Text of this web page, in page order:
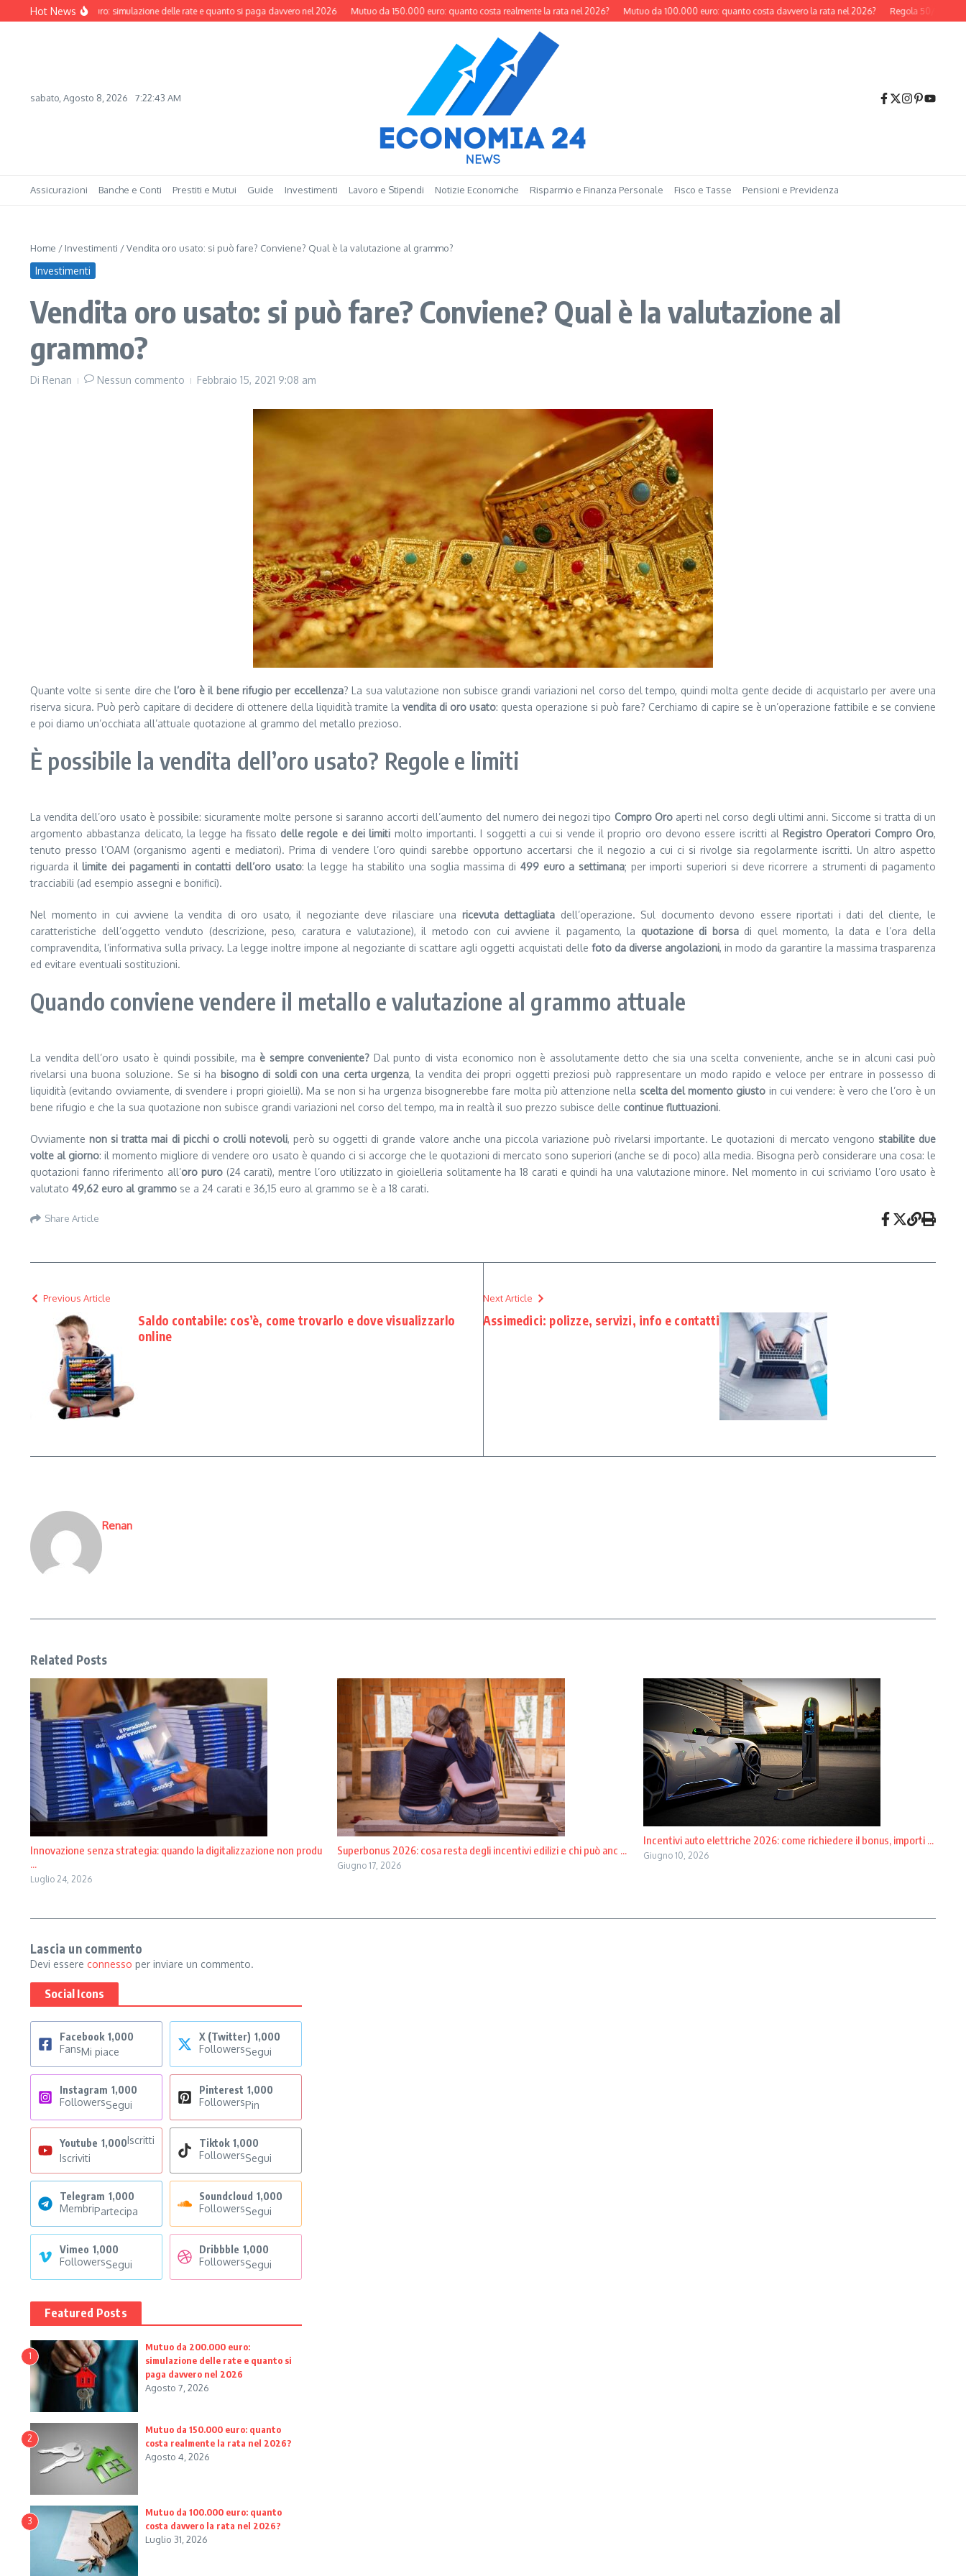
Salta al contenuto
Hot News
da 200.000 euro: simulazione delle rate e quanto si paga davvero nel 2026 Mutuo da 150.000 euro: quanto costa realmente la rata nel 2026? Mutuo da 100.000 euro: quanto costa davvero la rata nel 2026? Regola 50/30/20:
sabato, Agosto 8, 2026 7:22:44 AM
Assicurazioni Banche e Conti Prestiti e Mutui Guide Investimenti Lavoro e Stipendi Notizie Economiche Risparmio e Finanza Personale Fisco e Tasse Pensioni e Previdenza
Home / Investimenti /Vendita oro usato: si può fare? Conviene? Qual è la valutazione al grammo?
Investimenti
Vendita oro usato: si può fare? Conviene? Qual è la valutazione al
grammo?
Di Renan Nessun commento Febbraio 15, 2021 9:08 am
Quante volte si sente dire chel’oro è il bene rifugio per eccellenza? La sua valutazione non subisce grandi variazioni nel corso del tempo, quindi molta gente decide di acquistarlo per avere una
riserva sicura. Può però capitare di decidere di ottenere della liquidità tramite la vendita di oro usato: questa operazione si può fare? Cerchiamo di capire se è un’operazione fattibile e se conviene
e poi diamo un’occhiata all’attuale quotazione al grammo del metallo prezioso.
È possibile la vendita dell’oro usato? Regole e limiti
La vendita dell’oro usato è possibile: sicuramente molte persone si saranno accorti dell’aumento del numero dei negozi tipo Compro Oroaperti nel corso degli ultimi anni. Siccome si tratta di un
argomento abbastanza delicato, la legge ha fissato delle regole e dei limiti molto importanti. I soggetti a cui si vende il proprio oro devono essere iscritti al Registro Operatori Compro Oro,
tenuto presso l’OAM (organismo agenti e mediatori). Prima di vendere l’oro quindi sarebbe opportuno accertarsi che il negozio a cui ci si rivolge sia regolarmente iscritti. Un altro aspetto
riguarda illimite dei pagamenti in contatti dell’oro usato: la legge ha stabilito una soglia massima di 499 euro a settimana; per importi superiori si deve ricorrere a strumenti di pagamento
tracciabili (ad esempio assegni e bonifici).
Nel momento in cui avviene la vendita di oro usato, il negoziante deve rilasciare una ricevuta dettagliata dell’operazione. Sul documento devono essere riportati i dati del cliente, le
caratteristiche dell’oggetto venduto (descrizione, peso, caratura e valutazione), il metodo con cui avviene il pagamento, la quotazione di borsadi quel momento, la data e l’ora della
compravendita, l’informativa sulla privacy. La legge inoltre impone al negoziante di scattare agli oggetti acquistati delle foto da diverse angolazioni, in modo da garantire la massima trasparenza
ed evitare eventuali sostituzioni.
Quando conviene vendere il metallo e valutazione al grammo attuale
La vendita dell’oro usato è quindi possibile, ma è sempre conveniente? Dal punto di vista economico non è assolutamente detto che sia una scelta conveniente, anche se in alcuni casi può
rivelarsi una buona soluzione. Se si ha bisogno di soldi con una certa urgenza, la vendita dei propri oggetti preziosi può rappresentare un modo rapido e veloce per entrare in possesso di
liquidità (evitando ovviamente, di svendere i propri gioielli). Ma se non si ha urgenza bisognerebbe fare molta più attenzione nella scelta del momento giusto in cui vendere: è vero che l’oro è un
bene rifugio e che la sua quotazione non subisce grandi variazioni nel corso del tempo, ma in realtà il suo prezzo subisce delle continue fluttuazioni.
Ovviamentenon si tratta mai di picchi o crolli notevoli, però su oggetti di grande valore anche una piccola variazione può rivelarsi importante. Le quotazioni di mercato vengono stabilite due
volte al giorno: il momento migliore di vendere oro usato è quando ci si accorge che le quotazioni di mercato sono superiori (anche se di poco) alla media. Bisogna però considerare una cosa: le
quotazioni fanno riferimento all’oro puro(24 carati), mentre l’oro utilizzato in gioielleria solitamente ha 18 carati e quindi ha una valutazione minore. Nel momento in cui scriviamo l’oro usato è
valutato 49,62 euro al grammo se a 24 carati e 36,15 euro al grammo se è a 18 carati.
Share Article
Previous Article
Saldo contabile: cos’è, come trovarlo e dove visualizzarlo
online
Next Article
Assimedici: polizze, servizi, info e contatti
Renan
Related Posts
Innovazione senza strategia: quando la digitalizzazione non produ
...
Luglio 24, 2026
Superbonus 2026: cosa resta degli incentivi edilizi e chi può anc ...
Giugno 17, 2026
Incentivi auto elettriche 2026: come richiedere il bonus, importi ...
Giugno 10, 2026
Lascia un commento
Devi essere connesso per inviare un commento.
Social Icons
Facebook 1,000
FansMi piace
X (Twitter) 1,000
FollowersSegui
Instagram 1,000
FollowersSegui
Pinterest 1,000
FollowersPin
Youtube 1,000Iscritti
Iscriviti
Tiktok 1,000
FollowersSegui
Telegram 1,000
MembriPartecipa
Soundcloud 1,000
FollowersSegui
Vimeo 1,000
FollowersSegui
Dribbble 1,000
FollowersSegui
Featured Posts
1
Mutuo da 200.000 euro:
simulazione delle rate e quanto si
paga davvero nel 2026
Agosto 7, 2026
2
Mutuo da 150.000 euro: quanto
costa realmente la rata nel 2026?
Agosto 4, 2026
3
Mutuo da 100.000 euro: quanto
costa davvero la rata nel 2026?
Luglio 31, 2026